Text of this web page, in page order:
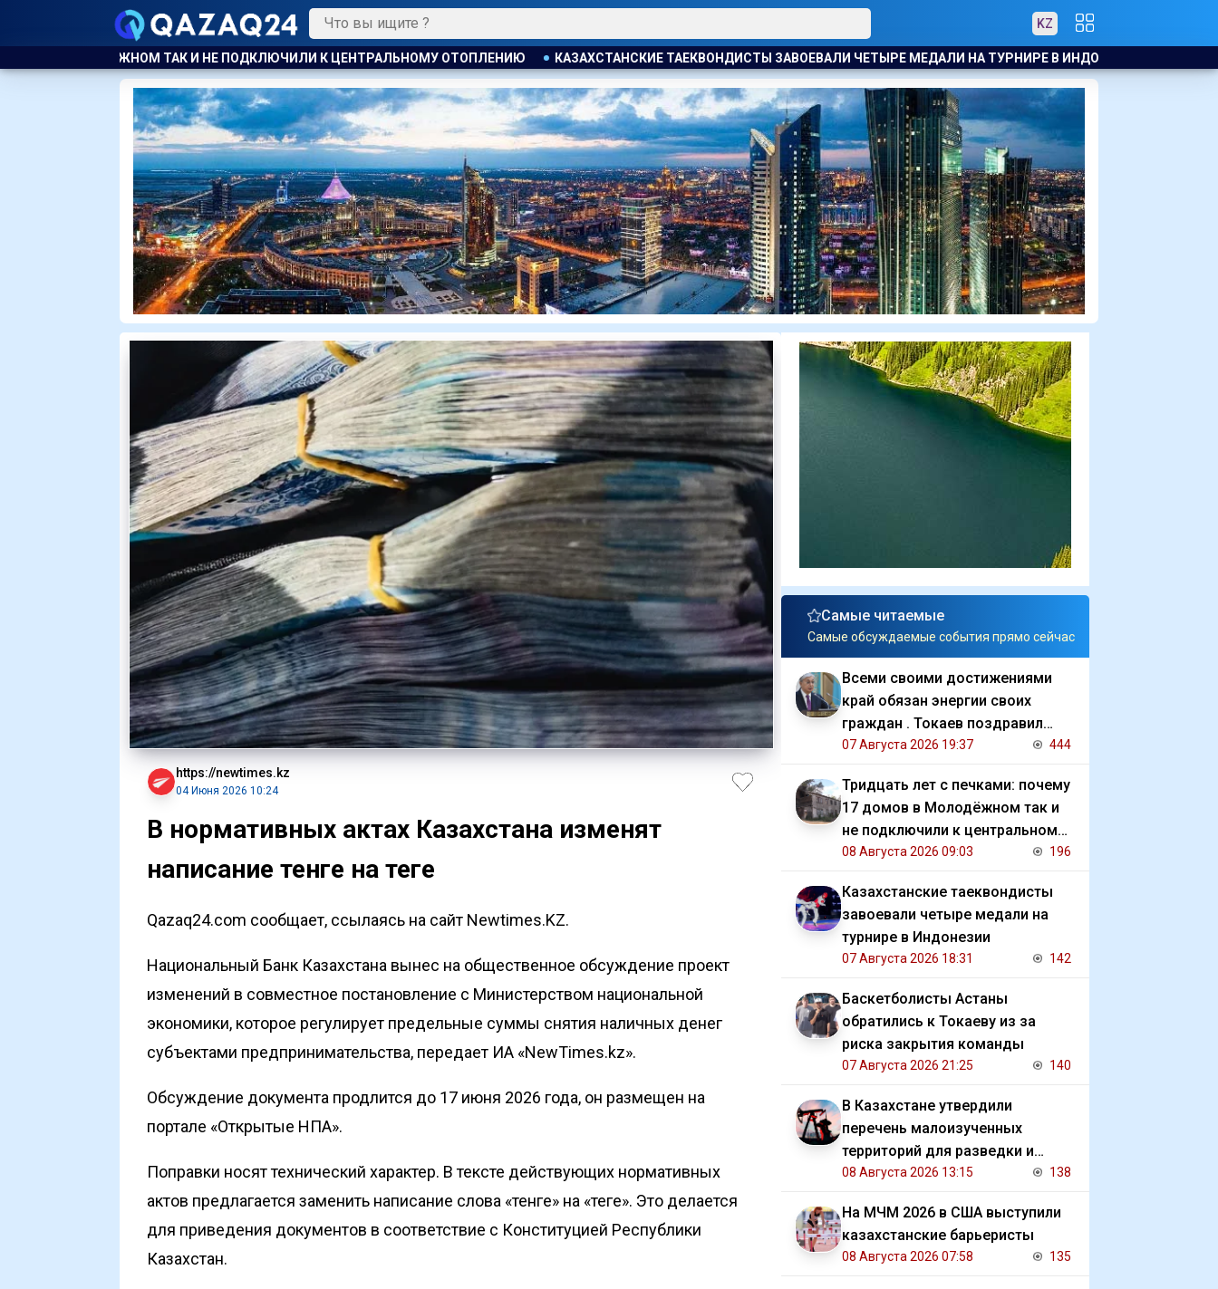
KZ
К ЦЕНТРАЛЬНОМУ ОТОПЛЕНИЮ КАЗАХСТАНСКИЕ ТАЕКВОНДИСТЫ ЗАВОЕВАЛИ ЧЕТЫРЕ МЕДАЛИ НА ТУРНИРЕ В ИНДОНЕЗИИ БАСКЕТБОЛИСТЫ АСТАНЫ ОБРАТИЛИСЬ
https://newtimes.kz
04 Июня 2026 10:24
В нормативных актах Казахстана изменят
написание тенге на теңге
Qazaq24.com сообщает, ссылаясь на сайт Newtimes.KZ.
Национальный Банк Казахстана вынес на общественное обсуждение проект
изменений в совместное постановление с Министерством национальной
экономики, которое регулирует предельные суммы снятия наличных денег
субъектами предпринимательства, передает ИА «NewTimes.kz».
Обсуждение документа продлится до 17 июня 2026 года, он размещен на
портале «Открытые НПА».
Поправки носят технический характер. В тексте действующих нормативных
актов предлагается заменить написание слова «тенге» на «теңге». Это делается
для приведения документов в соответствие с Конституцией Республики
Казахстан.
Самые читаемые
Самые обсуждаемые события прямо сейчас
Всеми своими достижениями
край обязан энергии своих
граждан . Токаев поздравил
жителей СКО с 90 летием
07 Августа 2026 19:37 444
Тридцать лет с печками: почему
17 домов в Молодёжном так и
не подключили к центральному
отоплению
08 Августа 2026 09:03 196
Казахстанские таеквондисты
завоевали четыре медали на
турнире в Индонезии
07 Августа 2026 18:31 142
Баскетболисты Астаны
обратились к Токаеву из за
риска закрытия команды
07 Августа 2026 21:25 140
В Казахстане утвердили
перечень малоизученных
территорий для разведки и
добычи углеводородов
08 Августа 2026 13:15 138
На МЧМ 2026 в США выступили
казахстанские барьеристы
08 Августа 2026 07:58 135